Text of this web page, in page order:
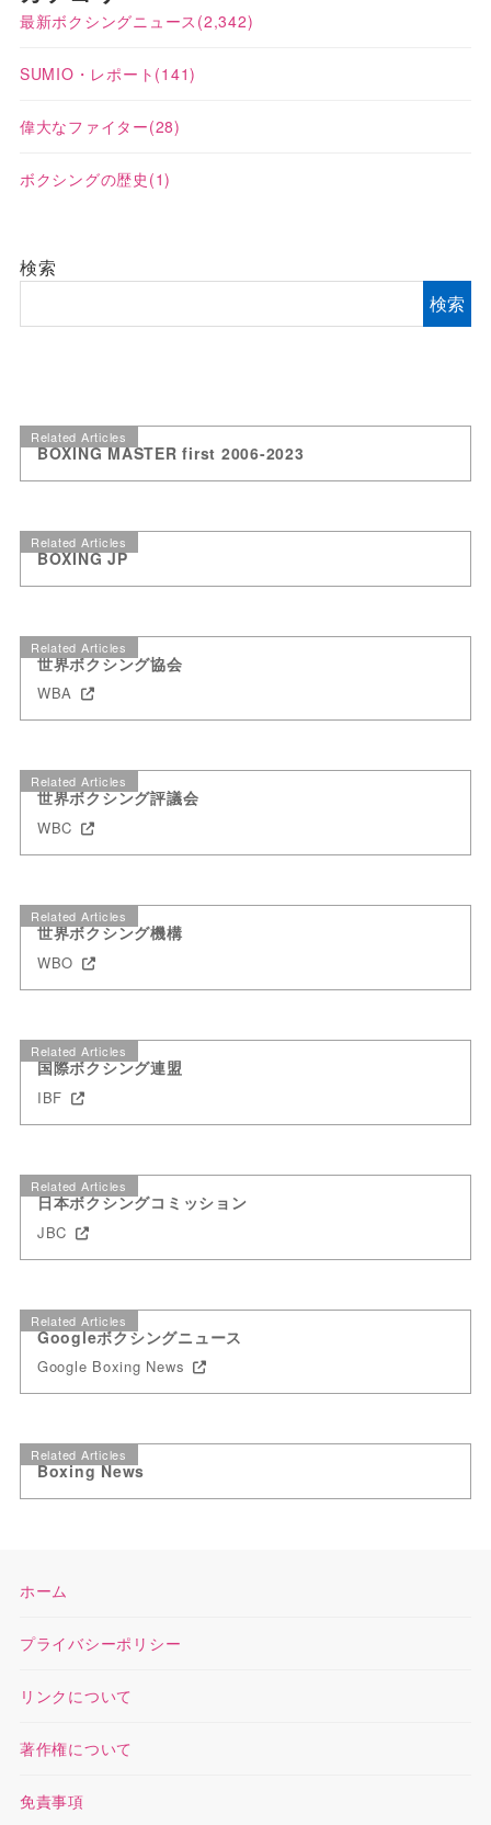
最新ボクシングニュース (2,342)
SUMIO・レポート (141)
偉大なファイター(28)
ボクシングの歴史 (1)
検索
検索
Related Articles
BOXING MASTER first 2006-2023
Related Articles
BOXING JP
Related Articles
世界ボクシング協会
WBA
Related Articles
世界ボクシング評議会
WBC
Related Articles
世界ボクシング機構
WBO
Related Articles
国際ボクシング連盟
IBF
Related Articles
日本ボクシングコミッション
JBC
Related Articles
Googleボクシングニュース
Google Boxing News
Related Articles
Boxing News
ホーム
プライバシーポリシー
リンクについて
著作権について
免責事項